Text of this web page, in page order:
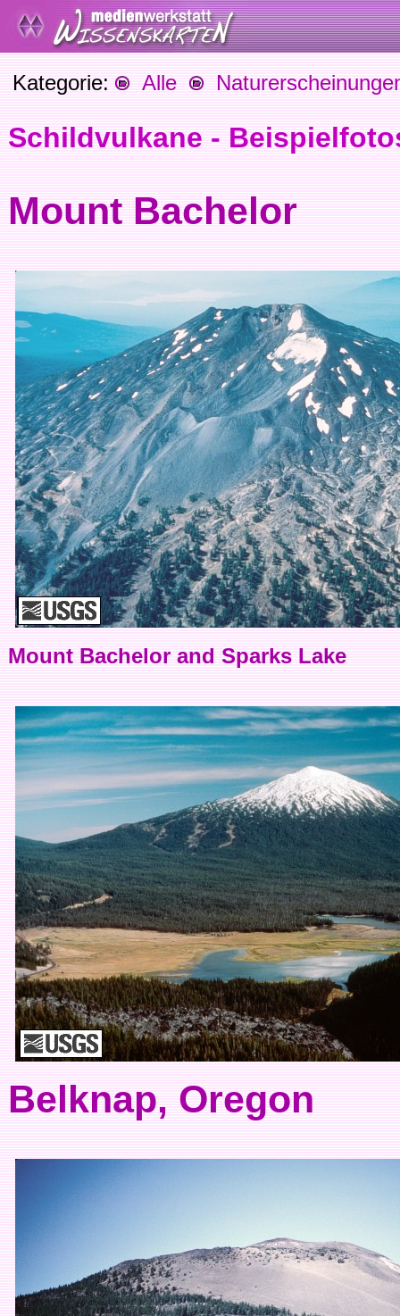
Kategorie: Alle
Schildvulkane -
Mount Bachelor
Mount Bachelor and Sparks Lake
Belknap, Oregon